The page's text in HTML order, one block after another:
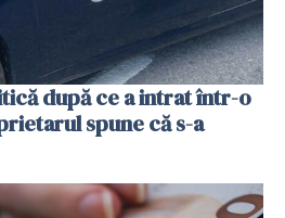
după ce a intrat într-o
spune că s-a